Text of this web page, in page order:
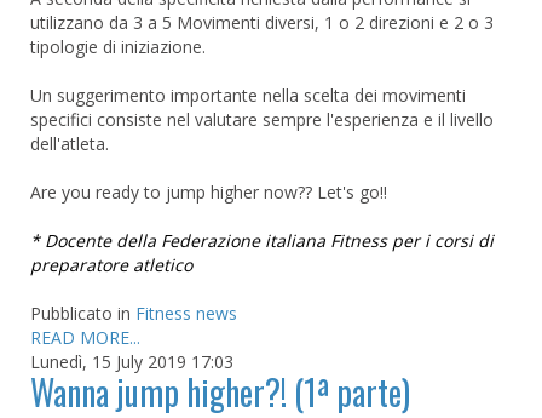
utilizzano da 3 a 5 Movimenti diversi, 1 o 2 direzioni e 2 o 3
tipologie di iniziazione.
Un suggerimento importante nella scelta dei movimenti
specifici consiste nel valutare sempre l'esperienza e il livello
dell'atleta.
Are you ready to jump higher now?? Let's go!!
* Docente della Federazione italiana Fitness per i corsi di
preparatore atletico
Pubblicato in Fitness news
READ MORE...
Lunedì, 15 July 2019 17:03
Wanna jump higher?! (1ª parte)